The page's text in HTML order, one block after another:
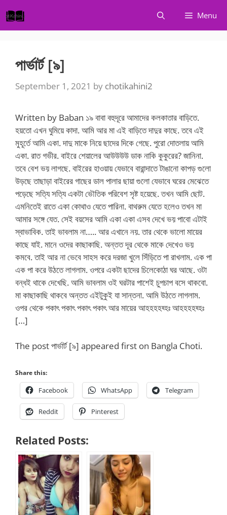
to
content
Menu
পার্ভার্ট [৯]
September 1, 2021 by chotikahini2
Written by Baban ১৯ বাবা বহুদূরে আমাদের কলকাতার বাড়িতে.
হয়তো এখন ঘুমিয়ে কাদা. আমি আর মা এই বাড়িতে দাদুর কাছে. তবে এই
মুহূর্তে আমি একা. দাদু মাকে নিয়ে ছাদের দিকে গেছে. পুরো দোতলায় আমি
একা. রাত গভীর. বাইরে শেয়ালের আউউউউ ডাক নাকি কুকুরের? জানিনা.
তবে বেশ ভয় লাগছে. বাইরের হাওয়ায় যেভাবে বারান্দাতে টাঙানো কাপড় গুলো
উড়ছে তাছাড়া বাইরের গাছের ডাল পালার ছায়া গুলো যেভাবে ঘরের মেঝেতে
পড়েছে সত্যি সত্যি একটা ভৌতিক পরিবেশ সৃষ্ট হয়েছে. তখন আমি ছোট.
এমনিতেই রাতে একা কোথাও যেতে পারিনা. বাথরুম যেতে হলেও তখন মা
আমার সঙ্গে যেত. সেই বয়সের আমি একা একা এসব দেখে ভয় পাবো এটাই
স্বাভাবিক. তাই ভাবলাম না….. আর এখানে নয়. তার থেকে ভালো মায়ের
কাছে যাই. মানে ওদের কাছাকাছি. অন্তত দূর থেকে মাকে দেখেও ভয়
কমবে. তাই আর না ভেবে সাহস করে দরজা খুলে সিঁড়িতে পা রাখলাম. এক পা
এক পা করে উঠতে লাগলাম. ওপরে একটা ছাদের চিলেকোঠা ঘর আছে. ওটা
বন্ধই থাকে দেখেছি. আমি ভাবলাম ওই ঘরটার পাশেই চুপচাপ বসে থাকবো.
মা কাছাকাছি থাকবে অন্তত এইটুকুই যা সান্তনা. আমি উঠতে লাগলাম.
ওপর থেকে পকাৎ পকাৎ পকাৎ পকাৎ আর মায়ের আহহহহহ্হঃ আহহহহহ্হঃ
[…]
The post পার্ভার্ট [৯] appeared first on Bangla Choti.
Share this:
Facebook WhatsApp Telegram
Reddit Pinterest
Related Posts: